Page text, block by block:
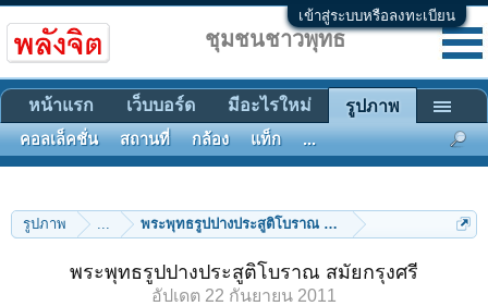
เข้าสู่ระบบหรือลงทะเบียน
รูปภาพ ... พระพุทธรูปปางประสูติโบราณ สมัยกรุงศรี
พระพุทธรูปปางประสูติโบราณ สมัยกรุงศรี
อัปเดต 22 กันยายน 2011
ชุมชนชาวพุทธ
หน้าแรก เว็บบอร์ด มีอะไรใหม่ รูปภาพ
คอลเล็คชั่น สถานที่ กล้อง แท็ก ...